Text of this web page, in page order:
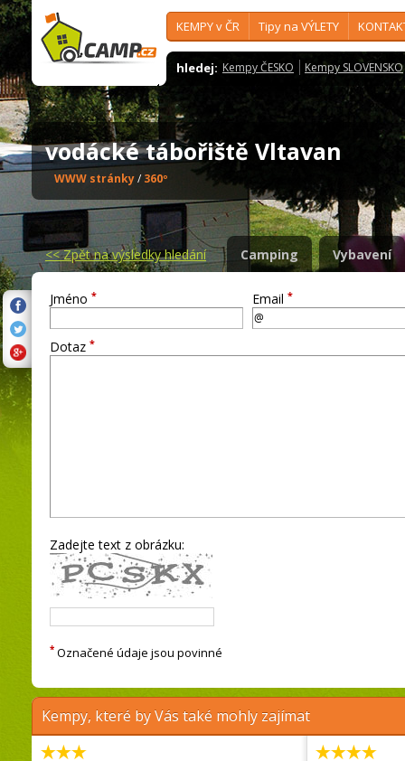
KEMPY v ČR Tipy na VÝLETY
hledej: Kempy ČESKO Kempy SLOVENSKO
vodácké tábořiště Vltavan
WWW stránky/ 360º
<<Zpět na výsledky hledání Camping Vybavení
Jméno * Email *
Dotaz *
Zadejte text z obrázku:
* Označené údaje jsou povinné
Kempy, které by Vás také mohly zajímat